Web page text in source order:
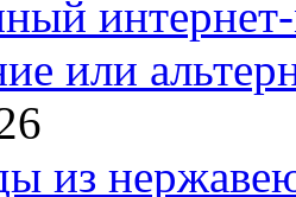
или
из